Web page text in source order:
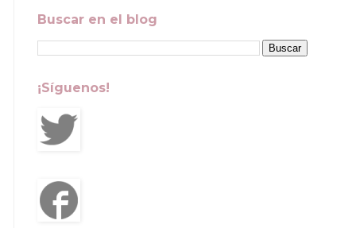
Buscar en el blog
¡Síguenos!